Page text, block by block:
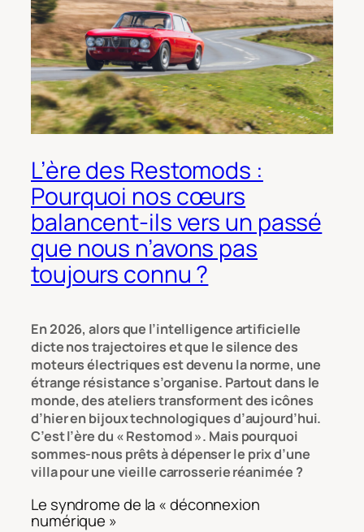
L’ère des Restomods :
Pourquoi nos cœurs
balancent-ils vers un passé
que nous n’avons pas
toujours connu ?
En 2026, alors que l’intelligence artificielle
dicte nos trajectoires et que le silence des
moteurs électriques est devenu la norme, une
étrange résistance s’organise. Partout dans le
monde, des ateliers transforment des icônes
d’hier en bijoux technologiques d’aujourd’hui.
C’est l’ère du « Restomod ». Mais pourquoi
sommes-nous prêts à dépenser le prix d’une
villa pour une vieille carrosserie réanimée ?
Le syndrome de la « déconnexion
numérique »